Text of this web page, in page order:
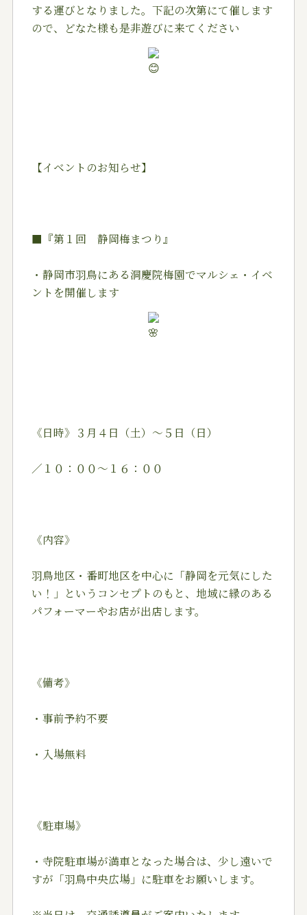
する運びとなりました。下記の次第にて催します
ので、どなた様も是非遊びに来てください
【イベントのお知らせ】
■『第１回 静岡梅まつり』
・静岡市羽鳥にある洞慶院梅園でマルシェ・イベ
ントを開催します
《日時》３月４日（土）～５日（日）
／１０：００～１６：００
《内容》
羽鳥地区・番町地区を中心に「静岡を元気にした
い！」というコンセプトのもと、地域に縁のある
パフォーマーやお店が出店します。
《備考》
・事前予約不要
・入場無料
《駐車場》
・寺院駐車場が満車となった場合は、少し遠いで
すが「羽鳥中央広場」に駐車をお願いします。